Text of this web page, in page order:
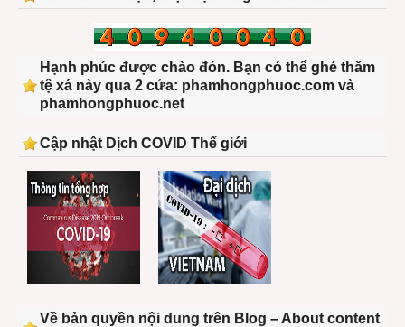
Hạnh phúc được chào đón. Bạn có thể ghé thăm
tệ xá này qua 2 cửa: phamhongphuoc.com và
phamhongphuoc.net
Cập nhật Dịch COVID Thế giới
Về bản quyền nội dung trên Blog – About content